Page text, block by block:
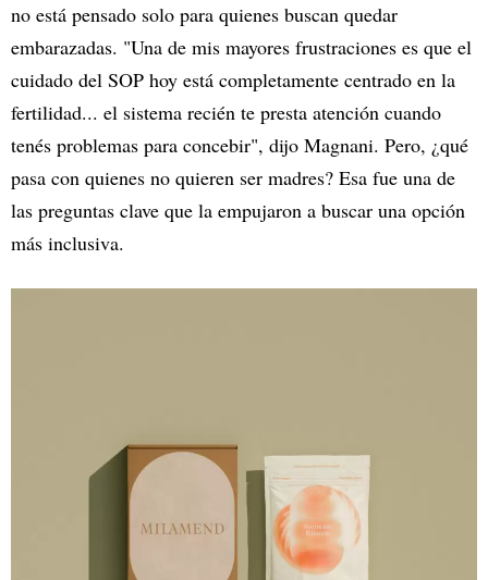
no está pensado solo para quienes buscan quedar
embarazadas. "Una de mis mayores frustraciones es que el
cuidado del SOP hoy está completamente centrado en la
fertilidad... el sistema recién te presta atención cuando
tenés problemas para concebir", dijo Magnani. Pero, ¿qué
pasa con quienes no quieren ser madres? Esa fue una de
las preguntas clave que la empujaron a buscar una opción
más inclusiva.